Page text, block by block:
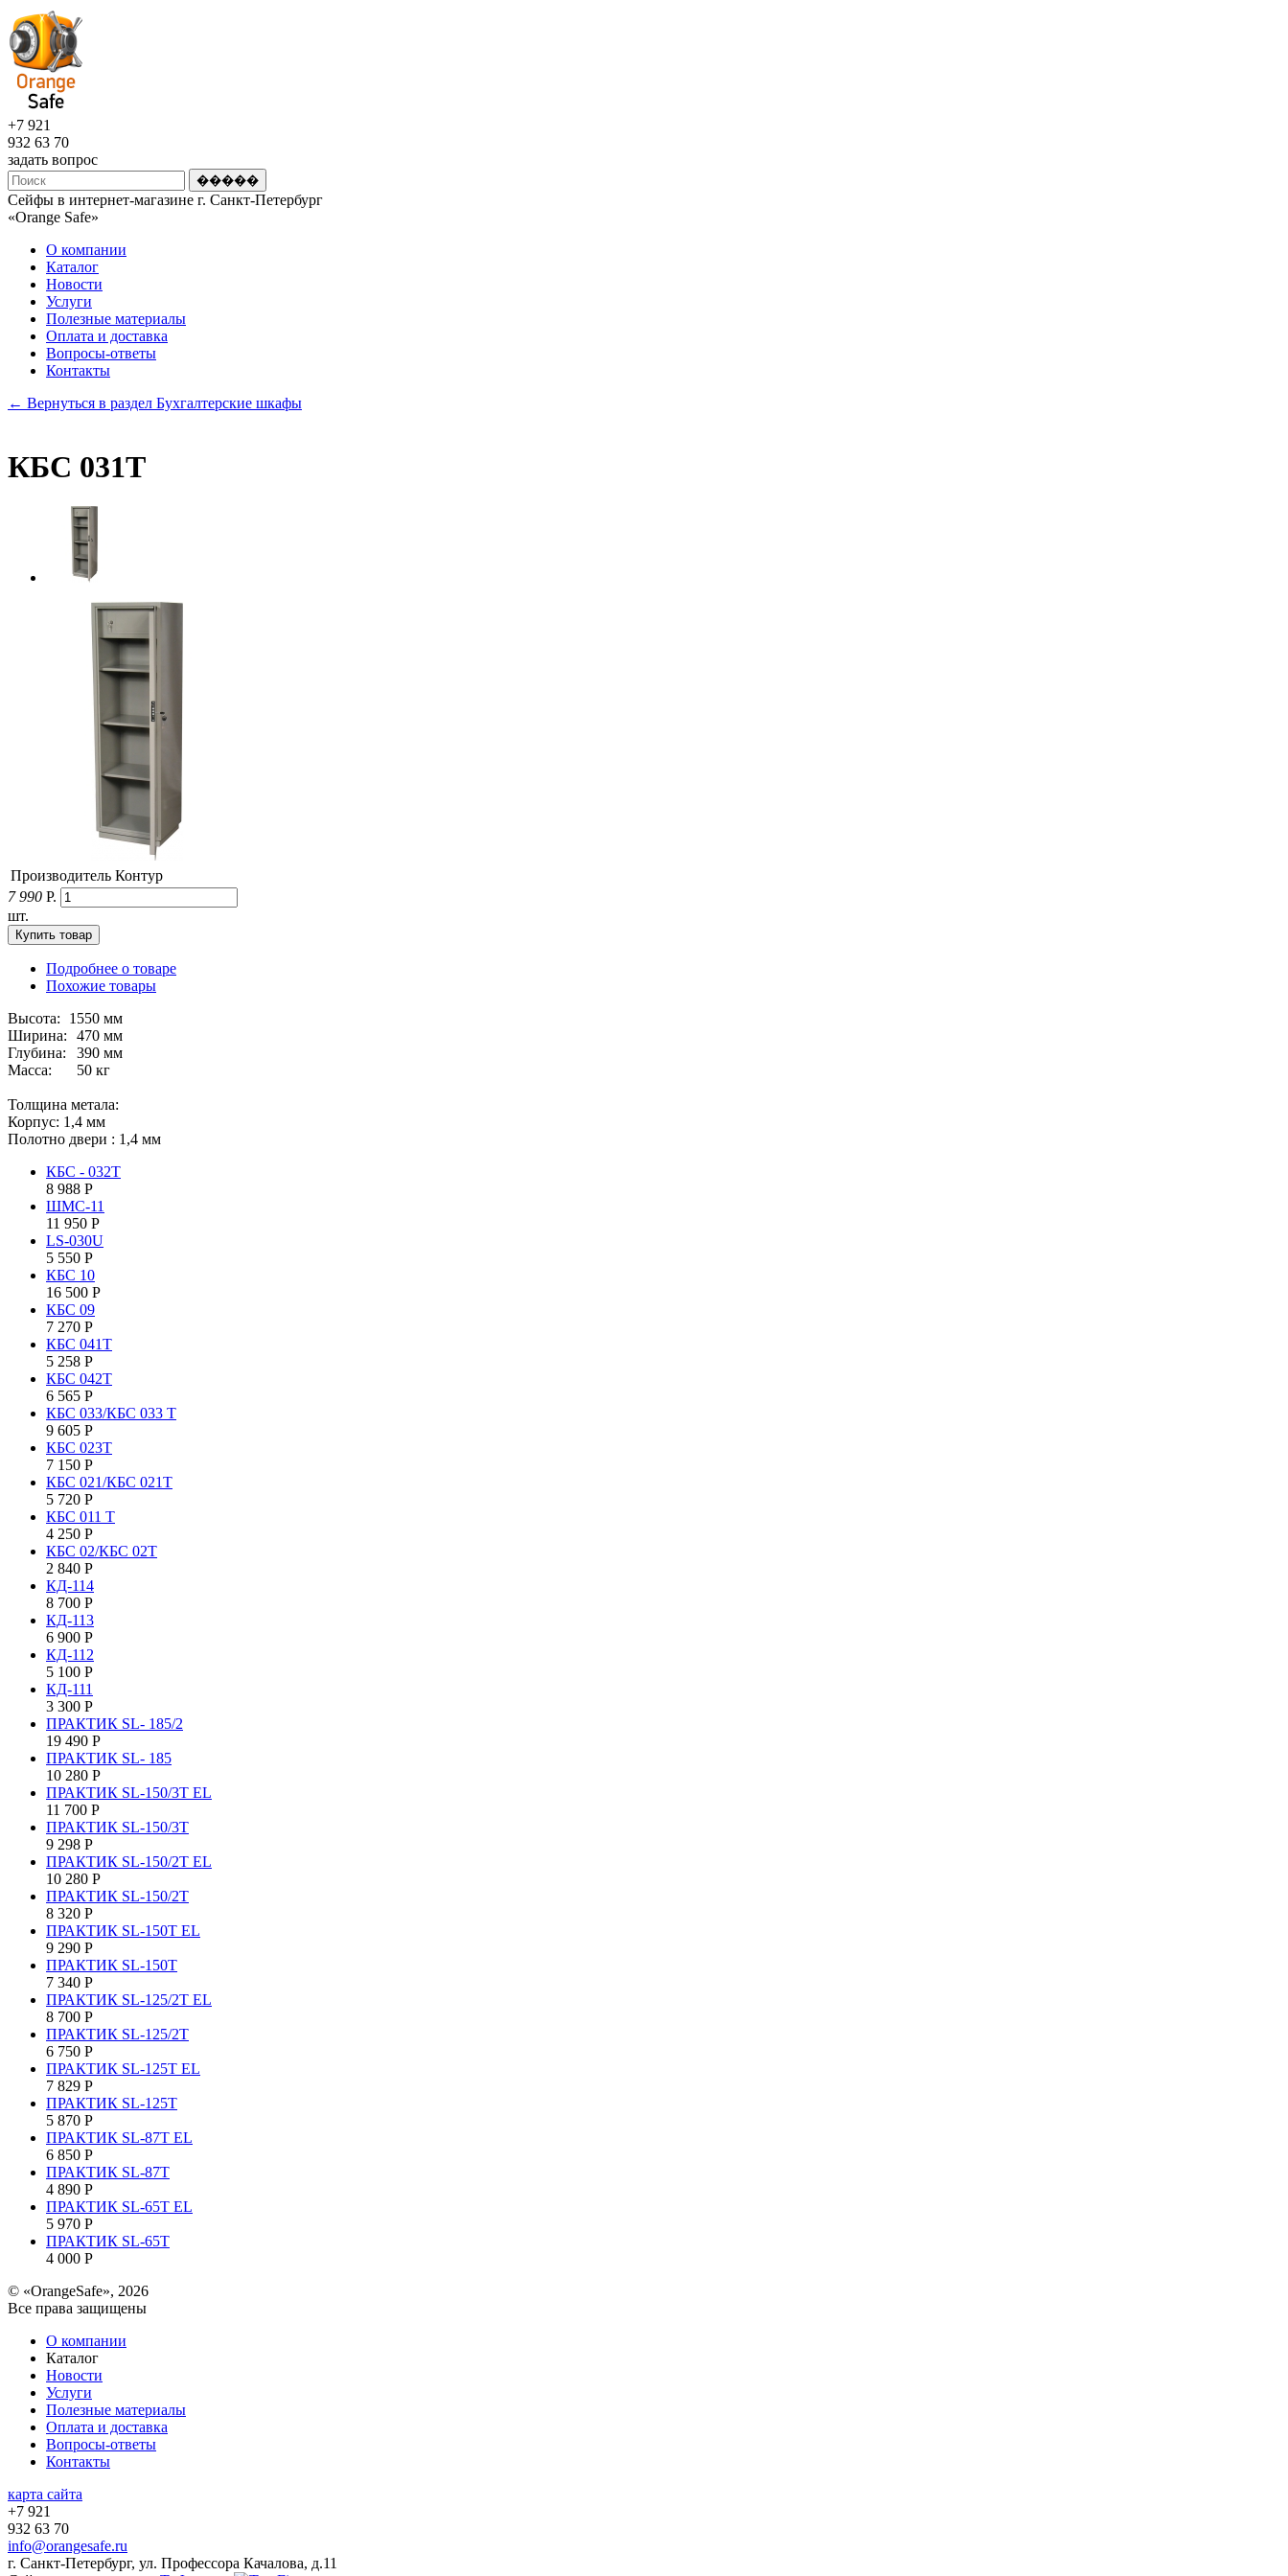
+7 921
932 63 70
задать вопрос
Сейфы в интернет-магазине г. Санкт-Петербург
«Оrange Safe»
О компании
Каталог
Новости
Услуги
Полезные материалы
Оплата и доставка
Вопросы-ответы
Контакты
← Вернуться в раздел Бухгалтерские шкафы
КБС 031Т
Производитель Контур
7 990 Р.
шт.
Подробнее о товаре
Похожие товары
Высота:
1550 мм
Ширина:
470 мм
Глубина:
390 мм
Масса:
50 кг
Толщина метала:
Корпус: 1,4 мм
Полотно двери : 1,4 мм
КБС - 032Т
8 988 Р
ШМС-11
11 950 Р
LS-030U
5 550 Р
КБC 10
16 500 Р
КБC 09
7 270 Р
КБC 041T
5 258 Р
КБC 042Т
6 565 Р
КБС 033/КБС 033 Т
9 605 Р
КБС 023Т
7 150 Р
КБС 021/КБС 021Т
5 720 Р
КБC 011 T
4 250 Р
КБС 02/КБС 02Т
2 840 Р
КД-114
8 700 Р
КД-113
6 900 Р
КД-112
5 100 Р
КД-111
3 300 Р
ПРАКТИК SL- 185/2
19 490 Р
ПРАКТИК SL- 185
10 280 Р
ПРАКТИК SL-150/3Т EL
11 700 Р
ПРАКТИК SL-150/3Т
9 298 Р
ПРАКТИК SL-150/2Т EL
10 280 Р
ПРАКТИК SL-150/2Т
8 320 Р
ПРАКТИК SL-150Т EL
9 290 Р
ПРАКТИК SL-150Т
7 340 Р
ПРАКТИК SL-125/2Т EL
8 700 Р
ПРАКТИК SL-125/2Т
6 750 Р
ПРАКТИК SL-125Т EL
7 829 Р
ПРАКТИК SL-125Т
5 870 Р
ПРАКТИК SL-87Т EL
6 850 Р
ПРАКТИК SL-87Т
4 890 Р
ПРАКТИК SL-65Т EL
5 970 Р
ПРАКТИК SL-65Т
4 000 Р
© «OrangeSafe», 2026
Все права защищены
О компании
Каталог
Новости
Услуги
Полезные материалы
Оплата и доставка
Вопросы-ответы
Контакты
карта сайта
+7 921
932 63 70
info@orangesafe.ru
г. Санкт-Петербург, ул. Профессора Качалова, д.11